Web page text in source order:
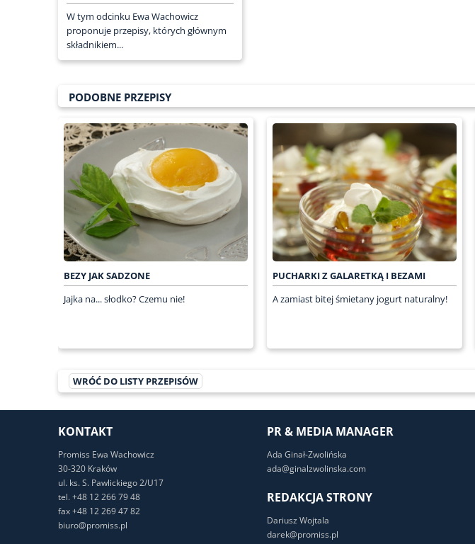
W tym odcinku Ewa Wachowicz
proponuje przepisy, których głównym
składnikiem...
PODOBNE PRZEPISY
BEZY JAK SADZONE
Jajka na... słodko? Czemu nie!
PUCHARKI Z GALARETKĄ I BEZAMI
A zamiast bitej śmietany jogurt naturalny!
WRÓĆ DO LISTY PRZEPISÓW
KONTAKT
Promiss Ewa Wachowicz
30-320 Kraków
ul. ks. S. Pawlickiego 2/U17
tel. +48 12 266 79 48
fax +48 12 269 47 82
biuro@promiss.pl
PR & MEDIA MANAGER
Ada Ginał-Zwolińska
ada@ginalzwolinska.com
REDAKCJA STRONY
Dariusz Wojtala
darek@promiss.pl